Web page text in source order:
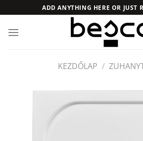
to
content
ADD ANYTHING HERE OR JUST
KEZDŐLAP /